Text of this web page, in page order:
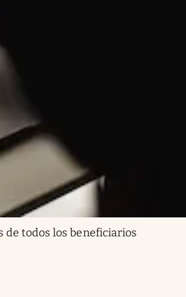
de todos los beneficiarios